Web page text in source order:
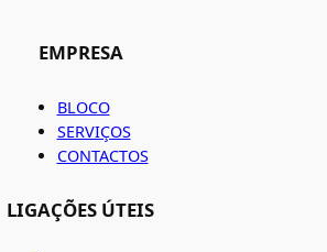
EMPRESA
BLOCO
SERVIÇOS
CONTACTOS
LIGAÇÕES ÚTEIS